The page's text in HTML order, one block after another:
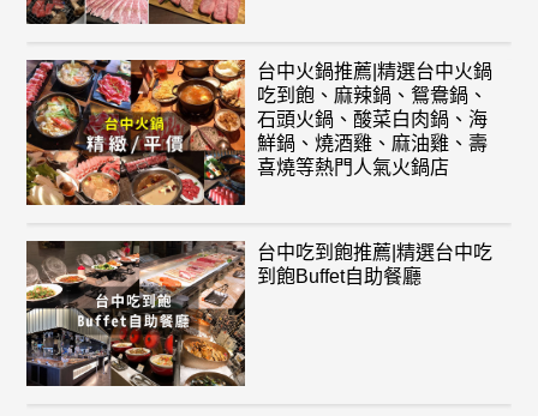
台中火鍋推薦|精選台中火鍋
吃到飽、麻辣鍋、鴛鴦鍋、
石頭火鍋、酸菜白肉鍋、海
鮮鍋、燒酒雞、麻油雞、壽
喜燒等熱門人氣火鍋店
台中吃到飽推薦|精選台中吃
到飽Buffet自助餐廳